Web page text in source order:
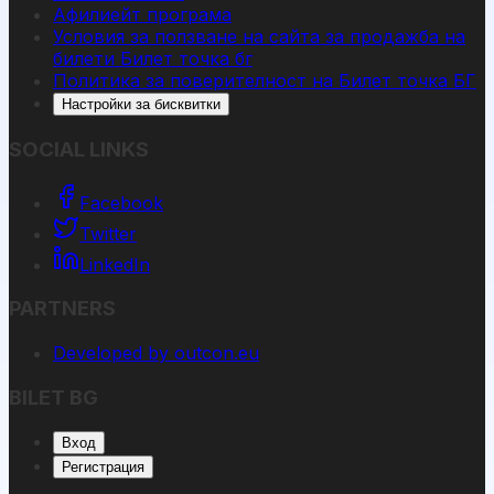
Афилиейт програма
Условия за ползване на сайта за продажба на
билети Билет точка бг
Политика за поверителност на Билет точка БГ
Настройки за бисквитки
SOCIAL LINKS
Facebook
Twitter
LinkedIn
PARTNERS
Developed by outcon.eu
BILET BG
Вход
Регистрация